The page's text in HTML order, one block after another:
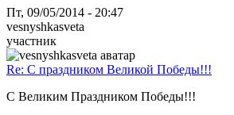
Пт, 09/05/2014 - 20:47
vesnyshkasveta
участник
Re: С праздником Великой Победы!!!
С Великим Праздником Победы!!!